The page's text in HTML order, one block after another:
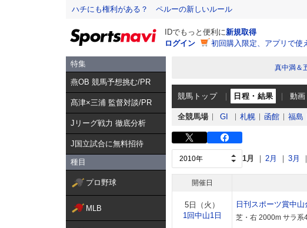
ハチにも権利がある？ ペルーの新しいルール
IDでもっと便利に新規取得
ログイン
初回購入限定、アプリで使
特集
燕OB 競馬予想挑む/PR
髙津×三浦 監督対談/PR
Jリーグ戦力 徹底分析
J国立試合に無料招待
種目
プロ野球
MLB
真中満＆
競馬トップ 日程・結果 動画
全競馬場 GI 札幌 函館 福島
1月 2月 3月
開催日
5日（火）
1回中山1日
日刊スポーツ賞中山
芝・右 2000m サラ系